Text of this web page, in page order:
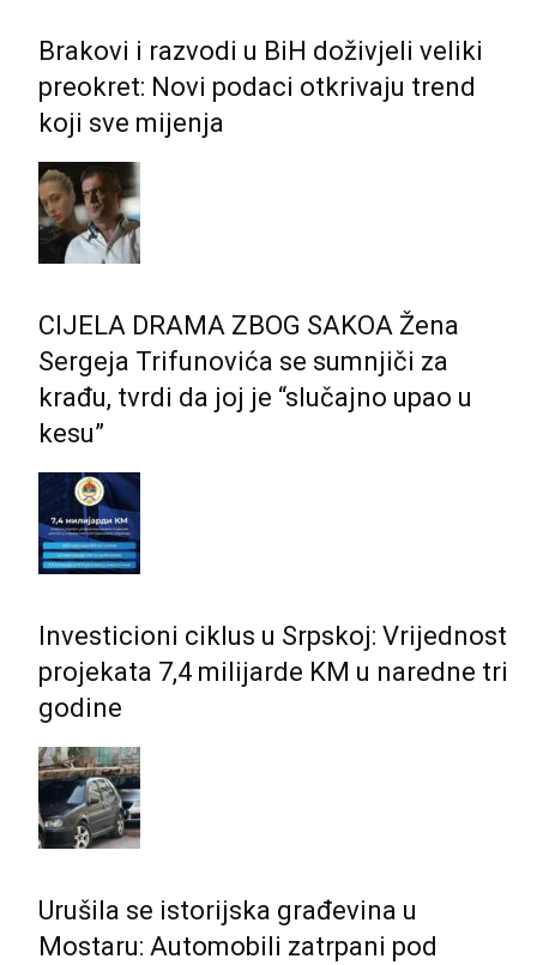
Brakovi i razvodi u BiH doživjeli veliki
preokret: Novi podaci otkrivaju trend
koji sve mijenja
CIJELA DRAMA ZBOG SAKOA Žena
Sergeja Trifunovića se sumnjiči za
krađu, tvrdi da joj je “slučajno upao u
kesu”
Investicioni ciklus u Srpskoj: Vrijednost
projekata 7,4 milijarde KM u naredne tri
godine
Urušila se istorijska građevina u
Mostaru: Automobili zatrpani pod